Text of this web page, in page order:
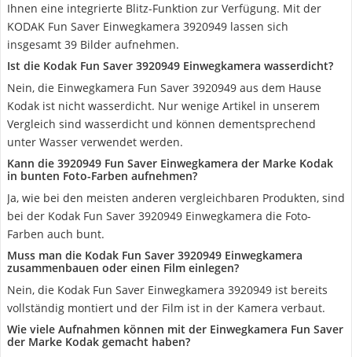
Ihnen eine integrierte Blitz-Funktion zur Verfügung. Mit der
KODAK Fun Saver Einwegkamera ‎3920949 lassen sich
insgesamt 39 Bilder aufnehmen.
Ist die Kodak Fun Saver 3920949 Einwegkamera wasserdicht?
Nein, die Einwegkamera Fun Saver 3920949 aus dem Hause
Kodak ist nicht wasserdicht. Nur wenige Artikel in unserem
Vergleich sind wasserdicht und können dementsprechend
unter Wasser verwendet werden.
Kann die 3920949 Fun Saver Einwegkamera der Marke Kodak
in bunten Foto-Farben aufnehmen?
Ja, wie bei den meisten anderen vergleichbaren Produkten, sind
bei der Kodak Fun Saver 3920949 Einwegkamera die Foto-
Farben auch bunt.
Muss man die Kodak Fun Saver 3920949 Einwegkamera
zusammenbauen oder einen Film einlegen?
Nein, die Kodak Fun Saver Einwegkamera 3920949 ist bereits
vollständig montiert und der Film ist in der Kamera verbaut.
Wie viele Aufnahmen können mit der Einwegkamera Fun Saver
der Marke Kodak gemacht haben?